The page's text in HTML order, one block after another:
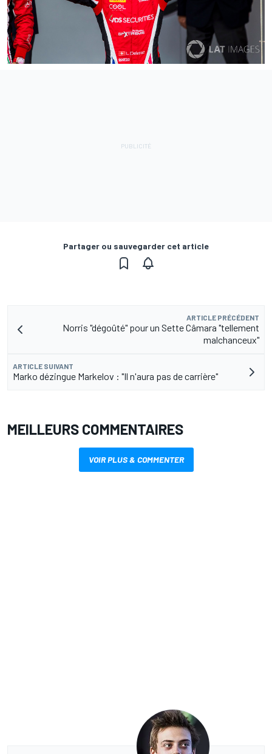
Partager ou sauvegarder cet article
ARTICLE PRÉCÉDENT
Norris "dégoûté" pour un Sette Câmara "tellement
malchanceux"
ARTICLE SUIVANT
Marko dézingue Markelov : "Il n'aura pas de carrière"
MEILLEURS COMMENTAIRES
VOIR PLUS & COMMENTER